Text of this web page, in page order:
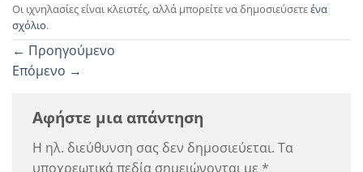
Οι ιχνηλασίες είναι κλειστές, αλλά μπορείτε να δημοσιεύσετεένα
σχόλιο.
← Προηγούμενο
Επόμενο →
Αφήστε μια απάντηση
Η ηλ. διεύθυνση σας δεν δημοσιεύεται. Τα
υποχρεωτικά πεδία σημειώνονται με *